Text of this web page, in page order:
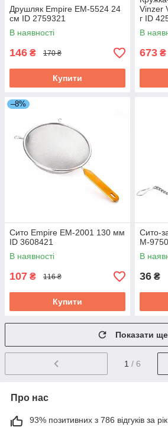
Друшляк Empire EM-5524 24
см ID 2759321
В наявності
146 ₴ 170 ₴
Купити
Vinzer
г ID
В
673 ₴
–8%
Сито Empire EM-2001 130 мм
ID 3608421
В наявності
107 ₴ 116 ₴
Купити
Сито-
М-
В
36 ₴
Показати ще
1 / 6
Про нас
93% позитивних з 786 відгуків за рік